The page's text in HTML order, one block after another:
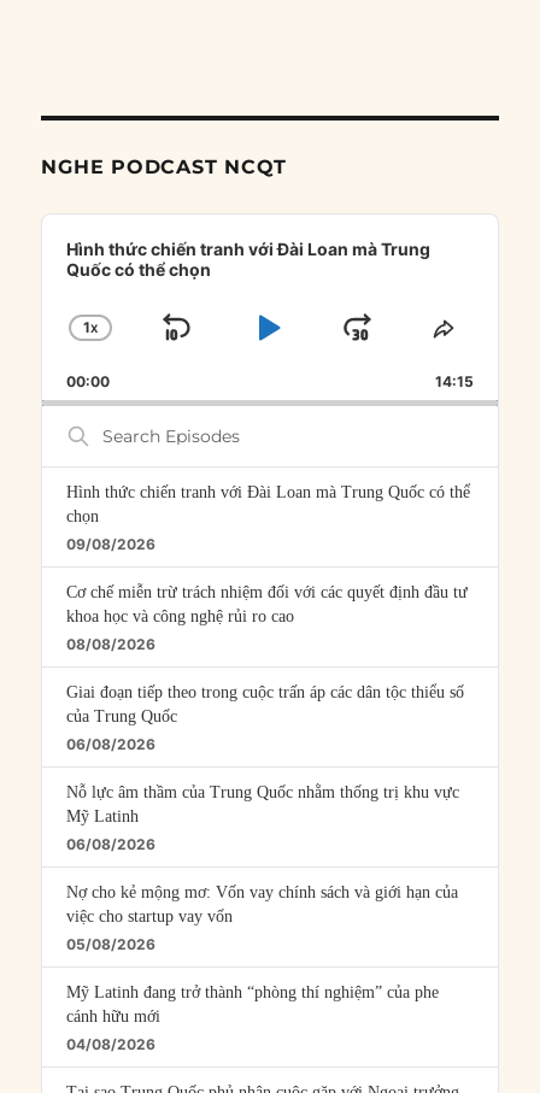
NGHE PODCAST NCQT
Audio
Player
Hình thức chiến tranh với Đài Loan mà Trung
Quốc có thể chọn
CHANGE
RATE
1X
SKIP
PLAYJUMP
FORWARD
SHARE
00:00 14:15
Search
Episodes
Hình thức chiến tranh với Đài Loan mà Trung Quốc có thể
chọn
09/08/2026
Cơ chế miễn trừ trách nhiệm đối với các quyết định đầu tư
khoa học và công nghệ rủi ro cao
08/08/2026
Giai đoạn tiếp theo trong cuộc trấn áp các dân tộc thiểu số
của Trung Quốc
06/08/2026
Nỗ lực âm thầm của Trung Quốc nhằm thống trị khu vực
Mỹ Latinh
06/08/2026
Nợ cho kẻ mộng mơ: Vốn vay chính sách và giới hạn của
việc cho startup vay vốn
05/08/2026
Mỹ Latinh đang trở thành “phòng thí nghiệm” của phe
cánh hữu mới
04/08/2026